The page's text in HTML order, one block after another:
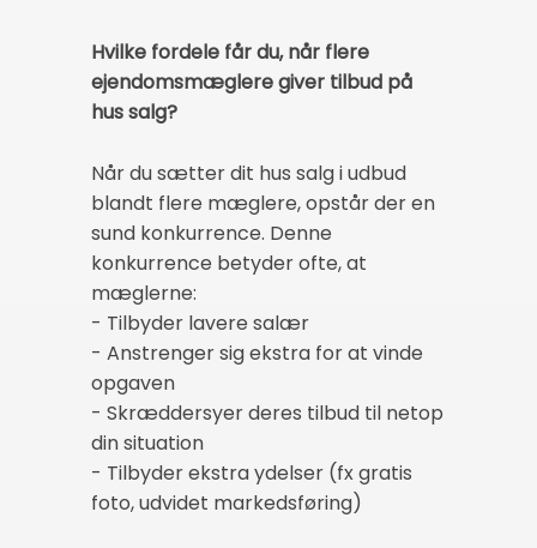
Hvilke fordele får du, når flere
ejendomsmæglere giver tilbud på
hus salg?
Når du sætter dit hus salg i udbud
blandt flere mæglere, opstår der en
sund konkurrence. Denne
konkurrence betyder ofte, at
mæglerne:
- Tilbyder lavere salær
- Anstrenger sig ekstra for at vinde
opgaven
- Skræddersyer deres tilbud til netop
din situation
- Tilbyder ekstra ydelser (fx gratis
foto, udvidet markedsføring)